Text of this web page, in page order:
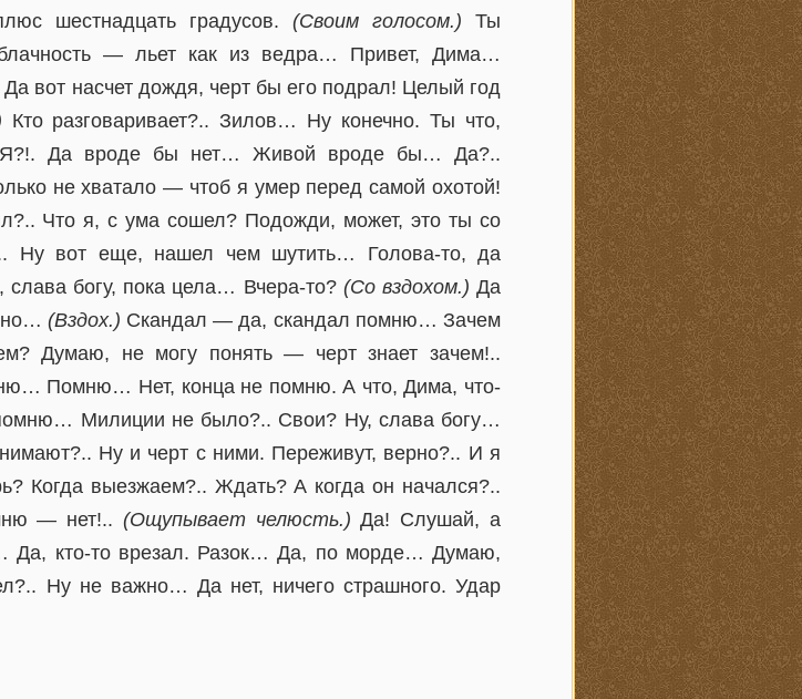
шестнадцать градусов. (Своим голосом.) Ты
— льет как из ведра… Привет, Дима…
вот насчет дождя, черт бы его подрал! Целый год
Кто разговаривает?.. Зилов… Ну конечно. Ты что,
Я?!. Да вроде бы нет… Живой вроде бы… Да?..
не хватало — чтоб я умер перед самой охотой!
Что я, с ума сошел? Подожди, может, это ты со
Ну вот еще, нашел чем шутить… Голова-то, да
богу, пока цела… Вчера-то? (Со вздохом.) Да
но… (Вздох.) Скандал — да, скандал помню… Зачем
Думаю, не могу понять — черт знает зачем!..
Помню… Нет, конца не помню. А что, Дима, что-
Милиции не было?.. Свои? Ну, слава богу…
Ну и черт с ними. Переживут, верно?.. И я
Когда выезжаем?.. Ждать? А когда он начался?..
— нет!.. (Ощупывает челюсть.) Да! Слушай, а
Да, кто-то врезал. Разок… Да, по морде… Думаю,
Ну не важно… Да нет, ничего страшного. Удар